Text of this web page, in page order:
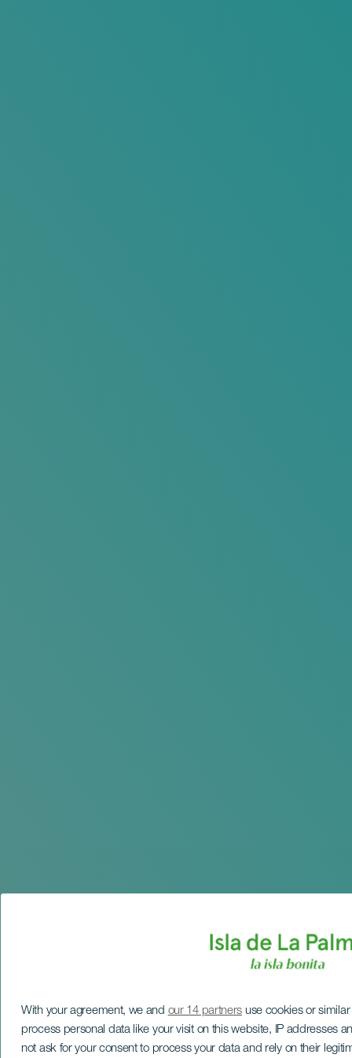
With your agreement, we and our 14 partners use cookies or
process personal data like your visit on this website, IP addresses
not ask for your consent to process your data and rely on their